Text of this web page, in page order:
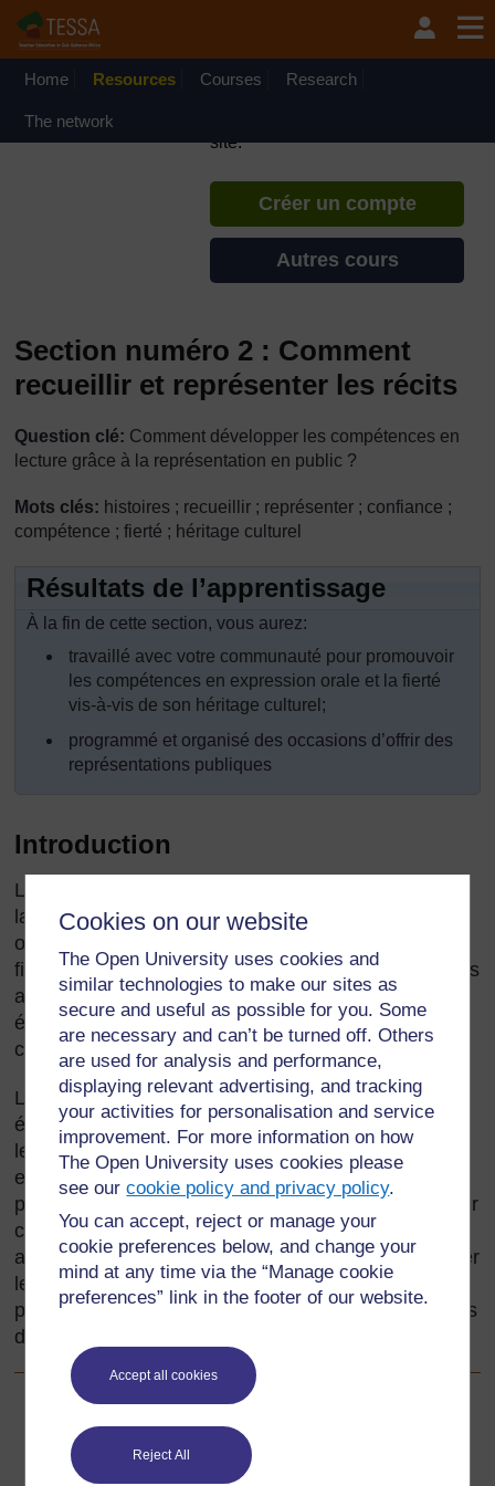
Cookies on our website
The Open University uses cookies and
similar technologies to make our sites as
secure and useful as possible for you. Some
are necessary and can’t be turned off. Others
are used for analysis and performance,
displaying relevant advertising, and tracking
your activities for personalisation and service
improvement. For more information on how
The Open University uses cookies please
see ourcookie policy and privacy policy.
You can accept, reject or manage your
cookie preferences below, and change your
mind at any time via the “Manage cookie
preferences” link in the footer of our website.
Accept all cookies
Reject All
Home Resources Courses Research
The network
TESSA - Français - Afrique
Si vous créez un compte, vous
site.
Créer un compte
Autres cours
Section numéro 2 : Comment
recueillir et représenter les récits
Question clé: Comment développer les compétences en
lecture grâce à la représentation en public ?
Mots clés: histoires ; recueillir ; représenter ; confiance ;
compétence ; fierté ; héritage culturel
Résultats de l’apprentissage
À la fin de cette section, vous aurez:
travaillé avec votre communauté pour promouvoir
les compétences en expression orale et la fierté
vis-à-vis de son héritage culturel;
programmé et organisé des occasions d’offrir des
représentations publiques
Introduction
L’usage d’activités orales multiples peut développer
la confiance de vos élèves pour s’exprimer
oralement et améliorer leur écoute ainsi que leur
fierté concernant leur langue d’origine. Ce processus
aura un impact positif sur leur estime de soi. Des
élèves accédant à un plus haut degré de fierté pour
ce qu’ils sont, apprendront avec plus de facilité.
Les activités de cette section fournissent à vos
élèves des occasions de recueillir des histoires, de
les répéter et de les représenter devant un public. Il
est recommandé de travailler avec les membres les
plus âgés de la communauté en leur demandant leur
coopération pour fournir des récits et partager leur
art de conteur. Ces activités permettront de renforcer
les compétences des élèves dans l’usage de leur
propre langue, puis d’acquérir d’autres compétences
dans le domaine de l’expression orale.
Ressource 6 : Evaluation de votre histoire